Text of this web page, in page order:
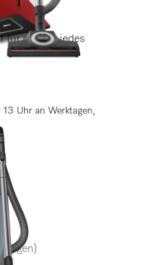
für nahezu jedes
Uhr an Werktagen,